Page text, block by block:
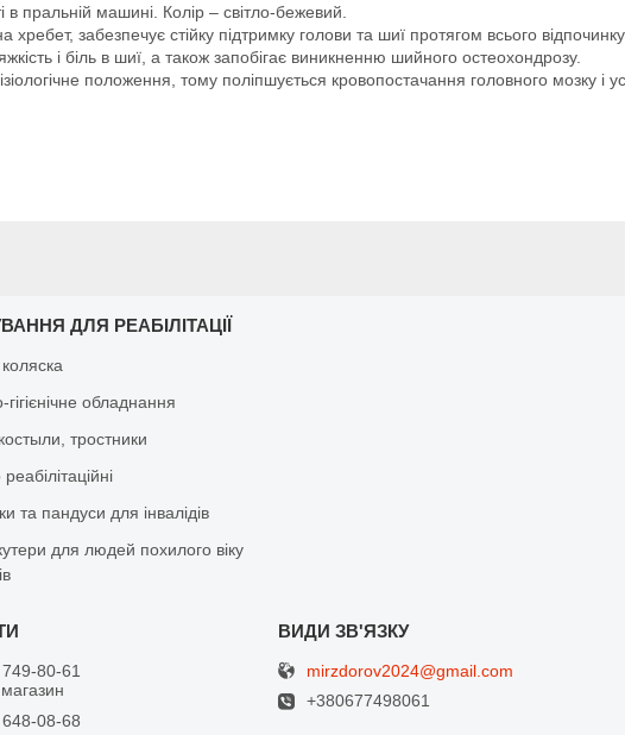
пральній машині. Колір – світло-бежевий.
забезпечує стійку підтримку голови та шиї протягом всього відпочинку.
і біль в шиї, а також запобігає виникненню шийного остеохондрозу.
положення, тому поліпшується кровопостачання головного мозку і
ДЛЯ РЕАБІЛІТАЦІЇ
обладнання
тростники
та пандуси для інвалідів
для людей похилого віку
80-61
08-68
mirzdorov2024@gmail.com
+380677498061